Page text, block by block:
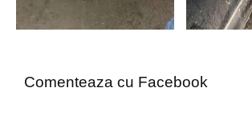
Comenteaza cu Facebook